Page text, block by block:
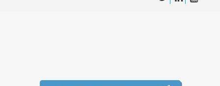
Iets over joúw SalesCultuur